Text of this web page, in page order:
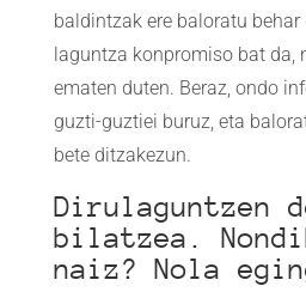
baldintzak ere baloratu
laguntza konpromiso bat da,
ematen duten. Beraz, ondo
guzti-guztiei buruz, eta
bete ditzakezun.
Dirulaguntzen
bilatzea.
naiz? Nola